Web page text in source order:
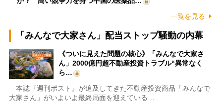
一覧を見る
「みんなで大家さん」配当ストップ騒動の内幕
《ついに見えた問題の核心》「みんなで大家さ
ん」2000億円超不動産投資トラブル“異常なく
ら…
本誌『週刊ポスト』が追及してきた不動産投資商品「みんなで
大家さん」がいよいよ最終局面を迎えている…